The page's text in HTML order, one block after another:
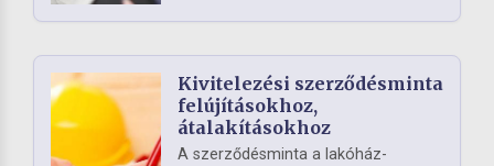
Kivitelezési szerződésminta
felújításokhoz,
átalakításokhoz
A szerződésminta a lakóház-